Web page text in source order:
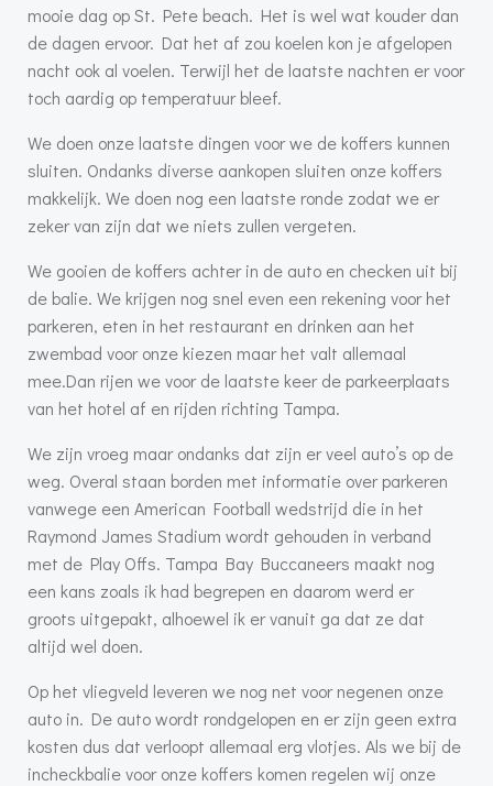
mooie dag op St. Pete beach. Het is wel wat kouder dan
de dagen ervoor. Dat het af zou koelen kon je afgelopen
nacht ook al voelen. Terwijl het de laatste nachten er voor
toch aardig op temperatuur bleef.
We doen onze laatste dingen voor we de koffers kunnen
sluiten. Ondanks diverse aankopen sluiten onze koffers
makkelijk. We doen nog een laatste ronde zodat we er
zeker van zijn dat we niets zullen vergeten.
We gooien de koffers achter in de auto en checken uit bij
de balie. We krijgen nog snel even een rekening voor het
parkeren, eten in het restaurant en drinken aan het
zwembad voor onze kiezen maar het valt allemaal
mee.Dan rijen we voor de laatste keer de parkeerplaats
van het hotel af en rijden richting Tampa.
We zijn vroeg maar ondanks dat zijn er veel auto’s op de
weg. Overal staan borden met informatie over parkeren
vanwege een American Football wedstrijd die in het
Raymond James Stadium wordt gehouden in verband
met de Play Offs. Tampa Bay Buccaneers maakt nog
een kans zoals ik had begrepen en daarom werd er
groots uitgepakt, alhoewel ik er vanuit ga dat ze dat
altijd wel doen.
Op het vliegveld leveren we nog net voor negenen onze
auto in. De auto wordt rondgelopen en er zijn geen extra
kosten dus dat verloopt allemaal erg vlotjes. Als we bij de
incheckbalie voor onze koffers komen regelen wij onze